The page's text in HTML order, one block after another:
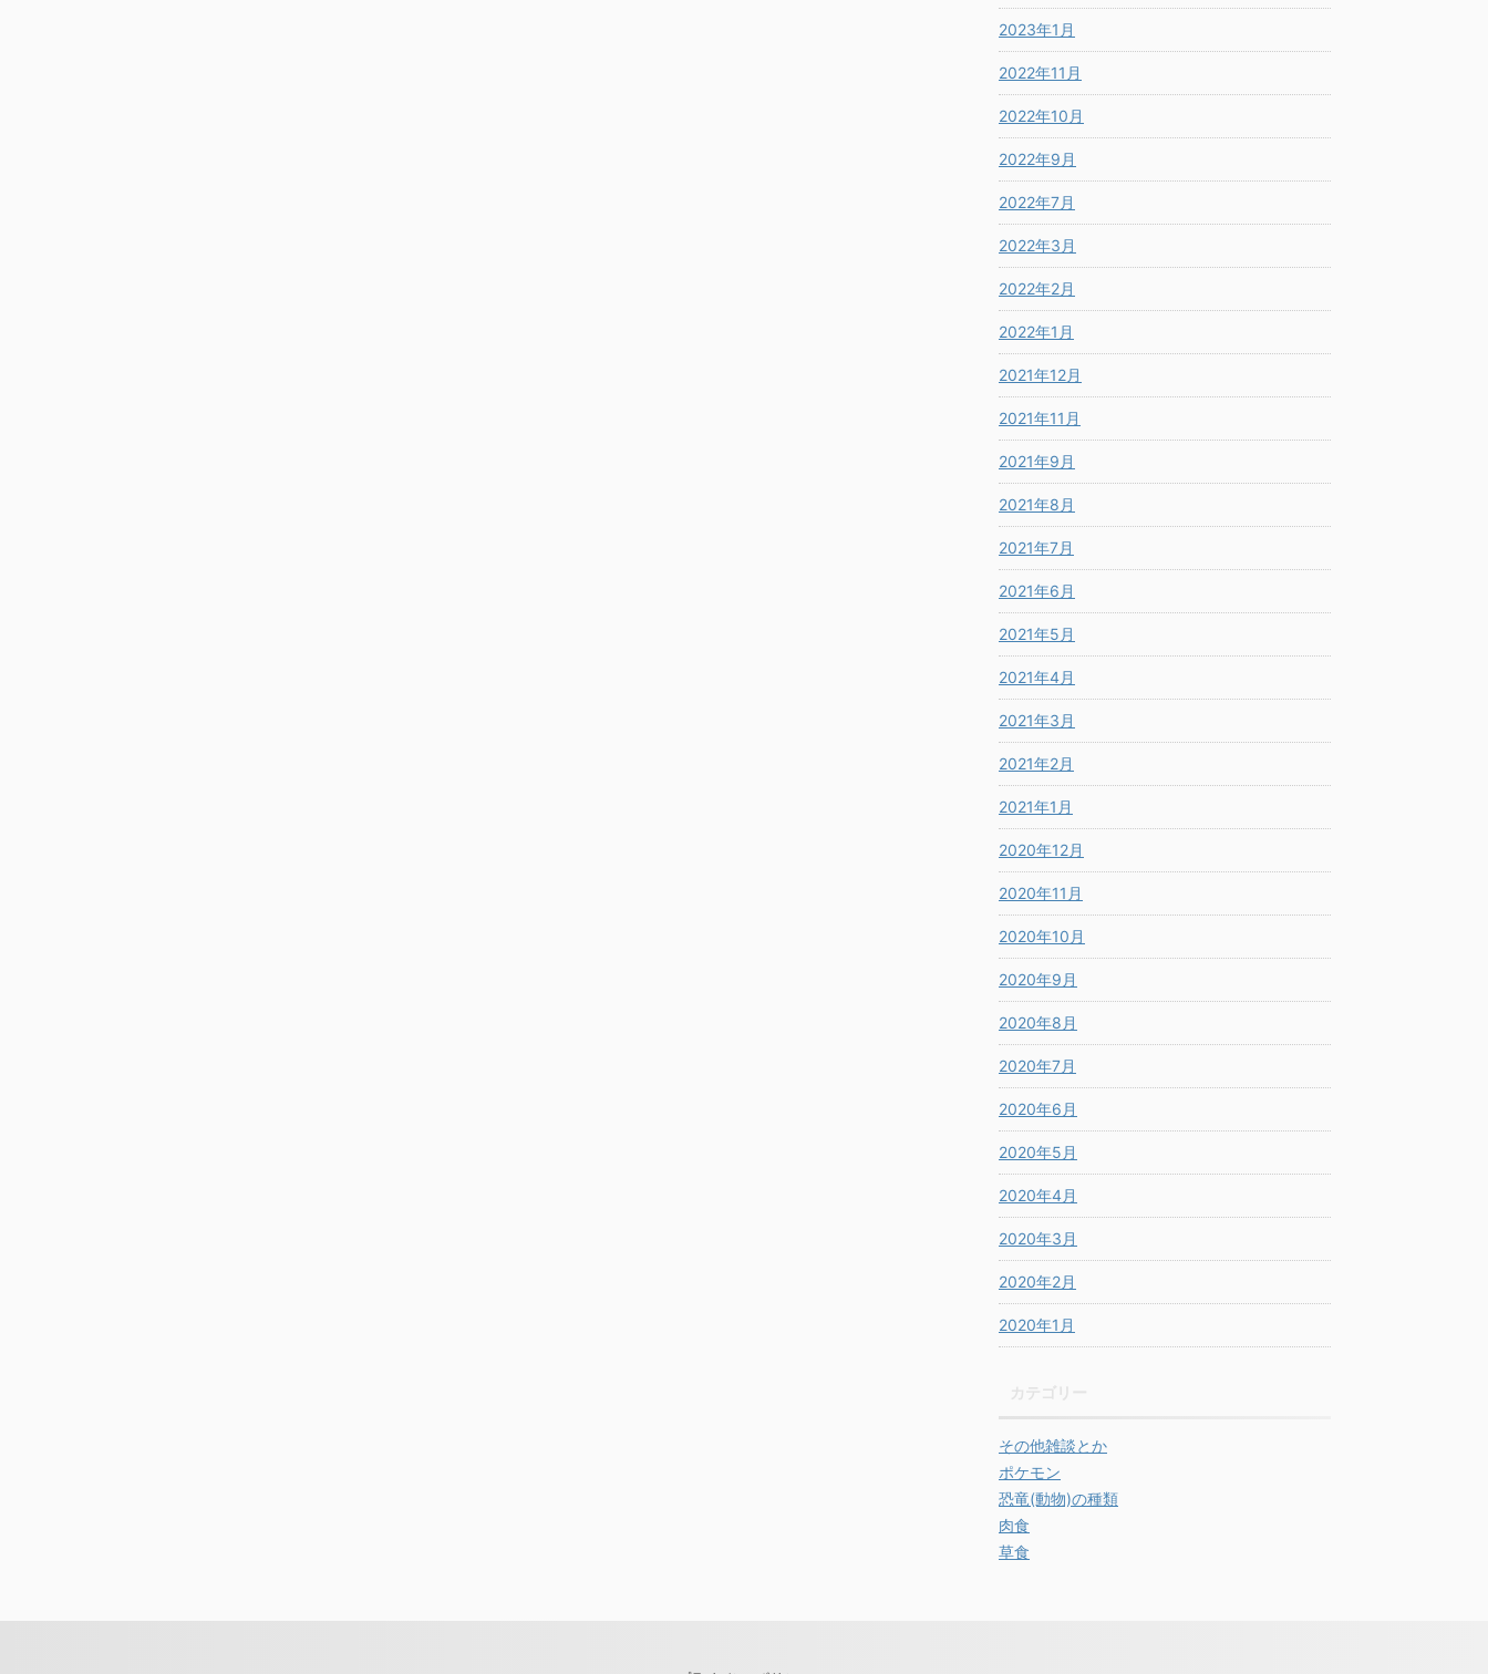
2023年1月
2022年11月
2022年10月
2022年9月
2022年7月
2022年3月
2022年2月
2022年1月
2021年12月
2021年11月
2021年9月
2021年8月
2021年7月
2021年6月
2021年5月
2021年4月
2021年3月
2021年2月
2021年1月
2020年12月
2020年11月
2020年10月
2020年9月
2020年8月
2020年7月
2020年6月
2020年5月
2020年4月
2020年3月
2020年2月
2020年1月
その他雑談とか
ポケモン
恐竜(動物)の種類
肉食
草食